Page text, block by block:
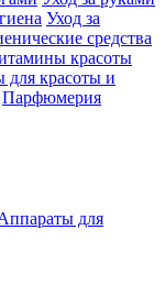
Уход за
средства
красоты
для красоты и
Парфюмерия
для